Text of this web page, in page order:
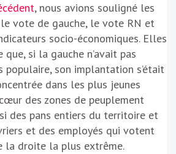
, nous avions souligné les
vote de gauche, le vote RN et
socio-économiques. Elles
si la gauche n’avait pas
populaire, son implantation s’était
dans les plus jeunes
des zones de peuplement
des pans entiers du territoire et
et des employés qui votent
la droite la plus extrême.